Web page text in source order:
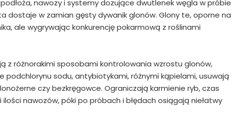
nawozy i systemy dozujące dwutlenek węgla w próbie
dostaje w zamian gęsty dywanik glonów. Glony te, oporne na
ale wygrywając konkurencję pokarmową z roślinami
z różnorakimi sposobami kontrolowania wzrostu glonów,
podchlorynu sodu, antybiotykami, różnymi kąpielami, usuwają
czy bezkręgowce. Ograniczają karmienie ryb, czas
nawozów, póki po próbach i błędach osiągają niełatwy